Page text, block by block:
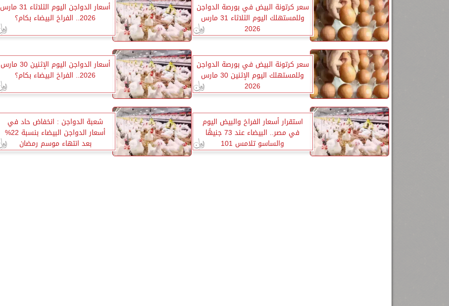
سعر كرتونة البيض في بورصة الدواجن
وللمستهلك اليوم الثلاثاء 31 مارس
2026
أسعار الدواجن اليوم الثلاثاء 31 مارس
2026.. الفراخ البيضاء بكام؟
سعر كرتونة البيض في بورصة الدواجن
وللمستهلك اليوم الإثنين 30 مارس
2026
أسعار الدواجن اليوم الإثنين 30 مارس
2026.. الفراخ البيضاء بكام؟
استقرار أسعار الفراخ والبيض اليوم
في مصر.. البيضاء عند 73 جنيهًا
والساسو تلامس 101
شعبة الدواجن : انخفاض حاد في
أسعار الدواجن البيضاء بنسبة 22%
بعد انتهاء موسم رمضان